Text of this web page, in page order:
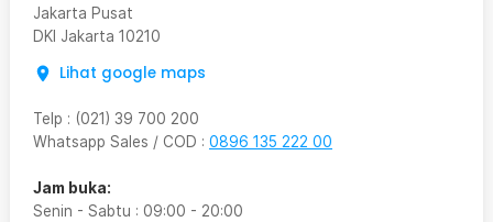
Jakarta Pusat
DKI Jakarta 10210
Lihat google maps
Telp : (021) 39 700 200
Whatsapp Sales / COD : 0896 135 222 00
Jam buka:
Senin - Sabtu : 09:00 - 20:00